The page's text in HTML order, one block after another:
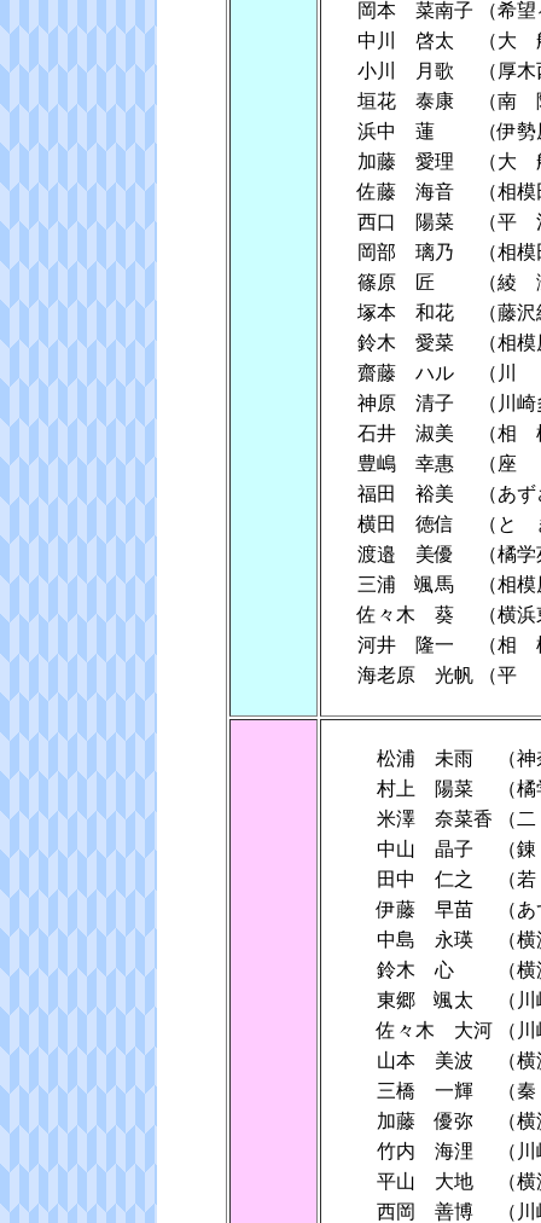
岡本 菜南子
（希
中川 啓太
（大
小川 月歌
（厚
垣花 泰康
（南
浜中 蓮
（伊
加藤 愛理
（大
佐藤 海音
（相
西口 陽菜
（平
岡部 璃乃
（相
篠原 匠
（綾
塚本 和花
（藤
鈴木 愛菜
（相
齋藤 ハル
（
神原 清子
（川
石井 淑美
（相
豊嶋 幸惠
（
福田 裕美
（あ
横田 徳信
（と
渡邉 美優
（橘
三浦 颯馬
（相
佐々木 葵
（横
河井 隆一
（相
海老原 光帆
（
松浦 未雨
（
村上 陽菜
（
米澤 奈菜香
（
中山 晶子
（
田中 仁之
（
伊藤 早苗
（
中島 永瑛
（
鈴木 心
（
東郷 颯太
（
佐々木 大河
（
山本 美波
（
三橋 一輝
（
加藤 優弥
（
竹内 海浬
（
平山 大地
（
西岡 善博
（